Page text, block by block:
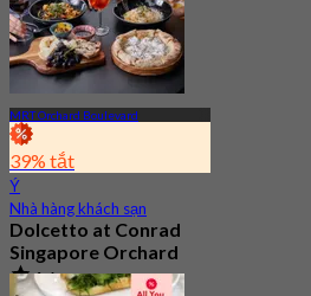
MRT Orchard Boulevard
39% tắt
Ý
Nhà hàng khách sạn
Dolcetto at Conrad
Singapore Orchard
4.6